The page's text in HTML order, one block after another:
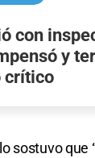
con
y
crítico
sostuvo que